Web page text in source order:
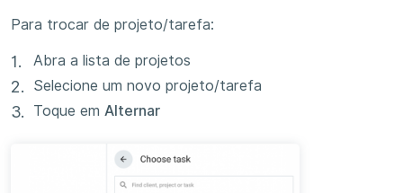
Para trocar de projeto/tarefa:
Abra a lista de projetos
Selecione um novo projeto/tarefa
Toque em Alternar